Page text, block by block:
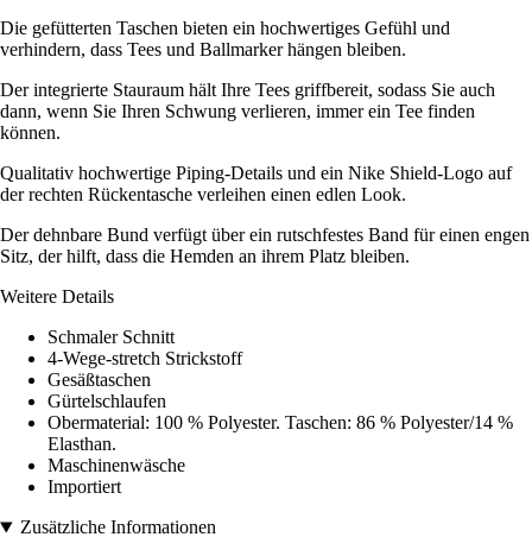
Die gefütterten Taschen bieten ein hochwertiges Gefühl und
verhindern, dass Tees und Ballmarker hängen bleiben.
Der integrierte Stauraum hält Ihre Tees griffbereit, sodass Sie auch
dann, wenn Sie Ihren Schwung verlieren, immer ein Tee finden
können.
Qualitativ hochwertige Piping-Details und ein Nike Shield-Logo auf
der rechten Rückentasche verleihen einen edlen Look.
Der dehnbare Bund verfügt über ein rutschfestes Band für einen engen
Sitz, der hilft, dass die Hemden an ihrem Platz bleiben.
Weitere Details
Schmaler Schnitt
4-Wege-stretch Strickstoff
Gesäßtaschen
Gürtelschlaufen
Obermaterial: 100 % Polyester. Taschen: 86 % Polyester/14 %
Elasthan.
Maschinenwäsche
Importiert
Zusätzliche Informationen